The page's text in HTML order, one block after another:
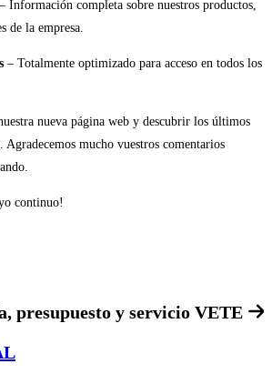
– Información completa sobre nuestros productos,
de la empresa.
– Totalmente optimizado para acceso en todos los
nueva página web y descubrir los últimos
Agradecemos mucho vuestros comentarios
continuo!
presupuesto y servicio VETE